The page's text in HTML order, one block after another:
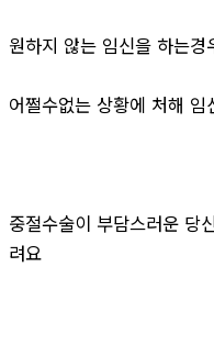
원하지 않는 임신을 하는경
어쩔수없는 상황에 처해
중절수술이 부담스러운 당
려요